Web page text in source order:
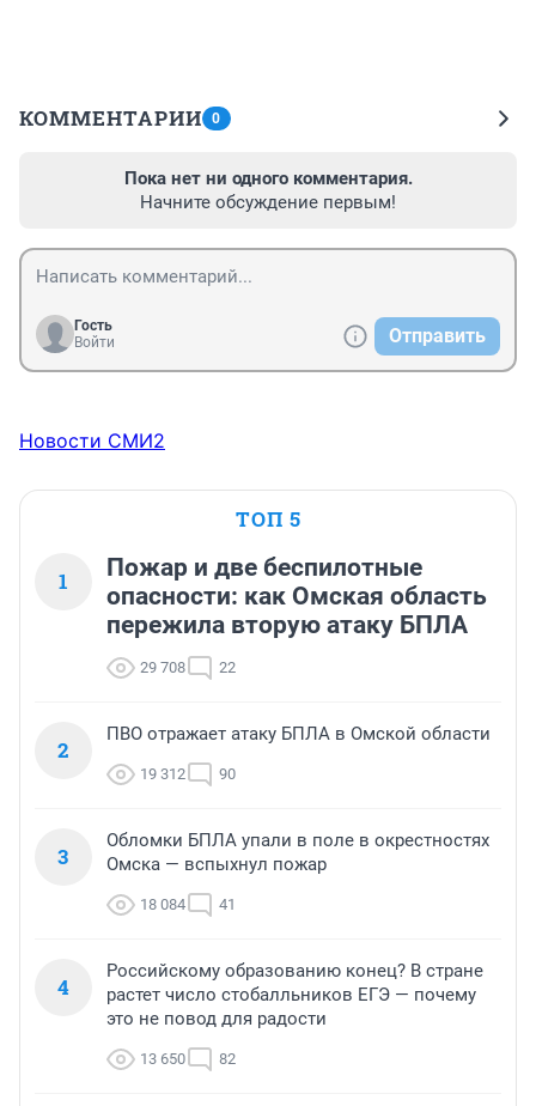
КОММЕНТАРИИ 0
Пока нет ни одного комментария.
Начните обсуждение первым!
Гость
Войти
Отправить
Новости СМИ2
ТОП 5
1
Пожар и две беспилотные
опасности: как Омская область
пережила вторую атаку БПЛА
29 708 22
2
ПВО отражает атаку БПЛА в Омской области
19 312 90
3
Обломки БПЛА упали в поле в окрестностях
Омска — вспыхнул пожар
18 084 41
4
Российскому образованию конец? В стране
растет число стобалльников ЕГЭ — почему
это не повод для радости
13 650 82